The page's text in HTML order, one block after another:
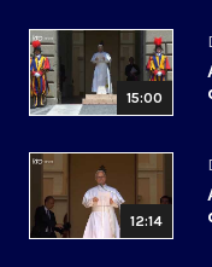
15:00
12:14